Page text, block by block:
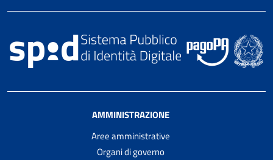
AMMINISTRAZIONE
Aree amministrative
Organi di governo